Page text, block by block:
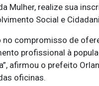
Mulher, realize sua
Social e
no compromisso de
profissional à
afirmou o prefeito
oficinas.